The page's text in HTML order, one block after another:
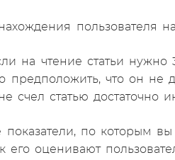
пользователя
на чтение статьи нужно
предположить, что он не
счел статью достаточно
показатели, по которым
его оценивают